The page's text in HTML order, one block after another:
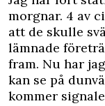
morgnar. 4 av
att de skulle
lämnade
fram. Nu har
kan se på
kommer